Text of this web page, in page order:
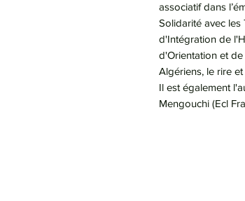
associatif dans
Solidarité avec les
d'Intégration de
d'Orientation et
Algériens, le rire
Il est également
Mengouchi (Ecl